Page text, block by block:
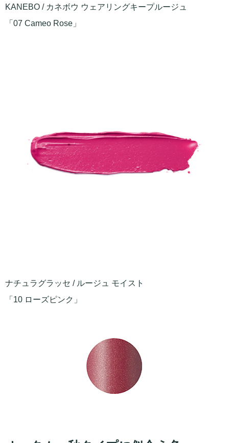
KANEBO / カネボウ ウェアリングキープルージュ
「07 Cameo Rose」
ナチュラグラッセ / ルージュ モイスト
「10 ローズピンク」